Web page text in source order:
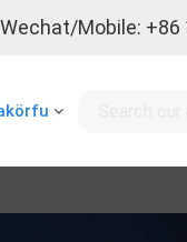
Mobile: +86